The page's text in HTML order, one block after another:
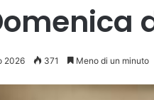
2026 371 Meno di un minuto